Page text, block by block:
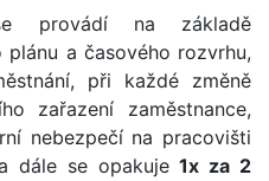
provádí na základě
a časového rozvrhu,
při každé změně
zařazení zaměstnance,
nebezpečí na pracovišti
dále se opakuje1x za 2